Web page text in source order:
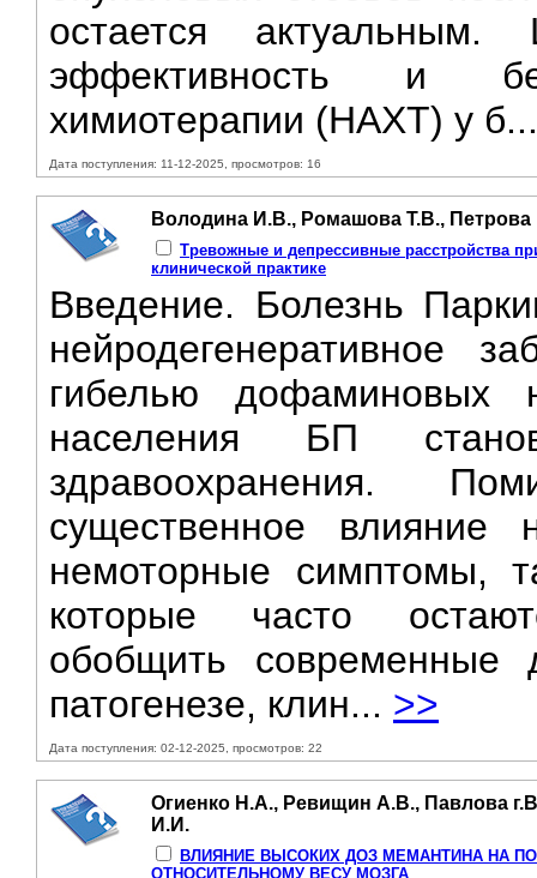
остается актуальным.
эффективность и
химиотерапии (HAXT) у
Дата поступления: 11-12-2025, просмотров: 16
Володина И.В., Ромашова Т.В., Петрова
Тревожные и депрессивные расстройства
клинической практике
Введение. Болезнь
нейродегенеративное
гибелью дофаминовых
населения БП
здравоохранения.
существенное влияние
немоторные симптомы,
которые часто
обобщить современные
патогенезе, клин... >>
Дата поступления: 02-12-2025, просмотров: 22
Огиенко Н.А., Ревищин А.В., Павлова
И.И.
ВЛИЯНИЕ ВЫСОКИХ ДОЗ МЕМАНТИНА HA
ОТНОСИТЕЛЬНОМУ ВЕСУ МОЗГА